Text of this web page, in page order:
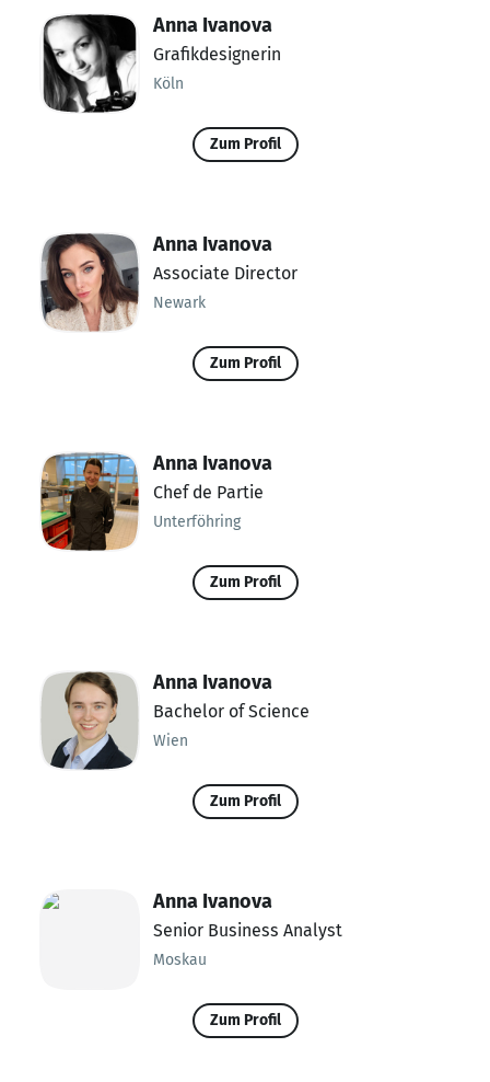
Anna Ivanova
Grafikdesignerin
Köln
Zum Profil
Anna Ivanova
Associate Director
Newark
Zum Profil
Anna Ivanova
Chef de Partie
Unterföhring
Zum Profil
Anna Ivanova
Bachelor of Science
Wien
Zum Profil
Anna Ivanova
Senior Business Analyst
Moskau
Zum Profil